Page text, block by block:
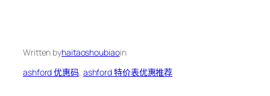
Written byhaitaoshoubiaoin
ashford 优惠码, ashford 特价表优惠推荐